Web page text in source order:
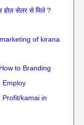
होल सेलर से मिले ?
marketing of kirana
to Branding
Employ
? Profit/kamai in